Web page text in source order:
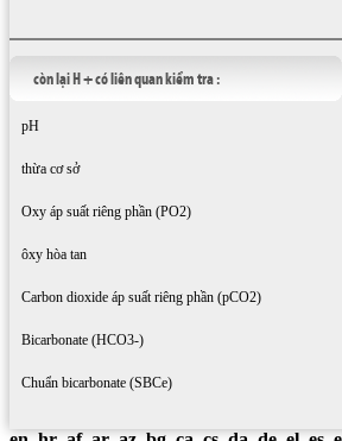
còn lại H + có liên quan kiểm tra :
pH
thừa cơ sở
Oxy áp suất riêng phần (PO2)
ôxy hòa tan
Carbon dioxide áp suất riêng phần (pCO2)
Bicarbonate (HCO3-)
Chuẩn bicarbonate (SBCe)